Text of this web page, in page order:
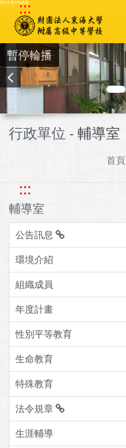
跳到主要內容區塊
:::
暫停輪播
行政單位 - 輔導室
首頁
:::
輔導室
公告訊息
環境介紹
組織成員
年度計畫
性別平等教育
生命教育
特殊教育
法令規章
生涯輔導